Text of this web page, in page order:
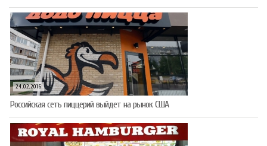
24.02.2016
Российская сеть пиццерий выйдет на рынок США